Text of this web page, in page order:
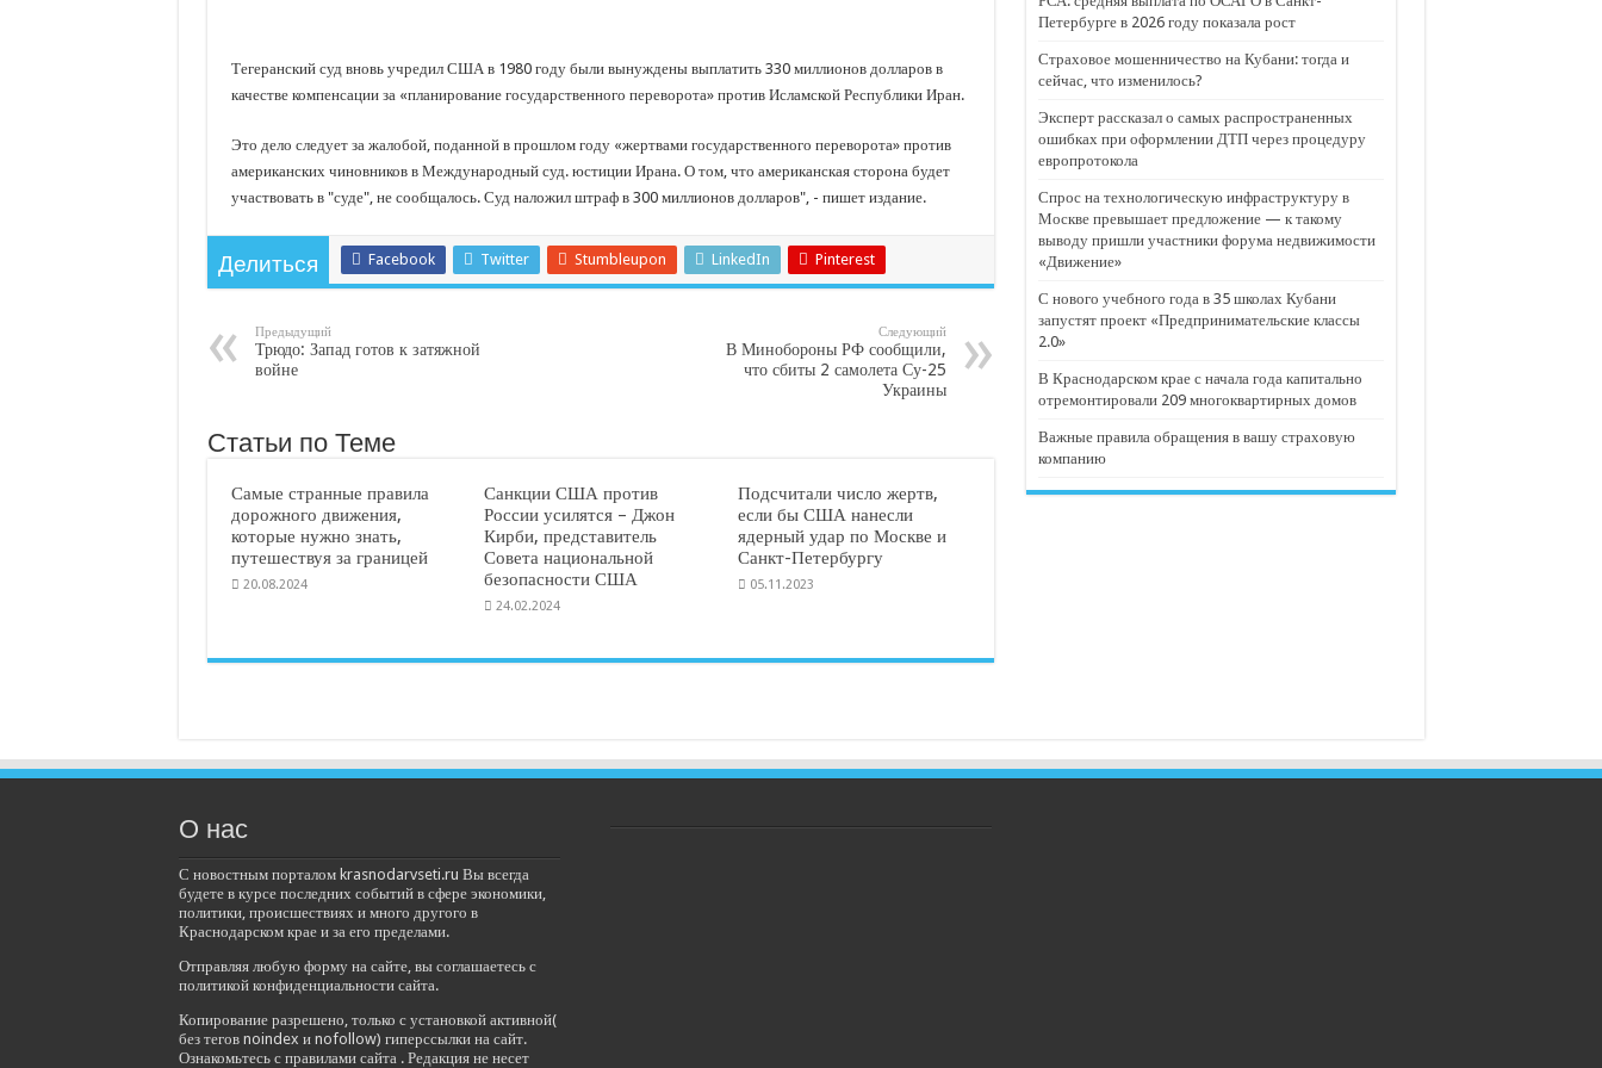
Стартовал прием заявок на 20-й юбилейный молодежный форум «Регион 93»
Тегеранский суд вновь учредил США в 1980 году были вынуждены выплатить 330 миллионов долларов в
качестве компенсации за «планирование государственного переворота» против Исламской Республики Иран.
Это дело следует за жалобой, поданной в прошлом году «жертвами государственного переворота» против
американских чиновников в Международный суд. юстиции Ирана. О том, что американская сторона будет
участвовать в "суде", не сообщалось. Суд наложил штраф в 300 миллионов долларов", - пишет издание.
Делиться Facebook Twitter Stumbleupon LinkedIn Pinterest
Предыдущий
Трюдо: Запад готов к затяжной
войне
Следующий
В Минобороны РФ сообщили,
что сбиты 2 самолета Су-25
Украины
Статьи по Теме
Самые странные правила
дорожного движения,
которые нужно знать,
путешествуя за границей
20.08.2024
Санкции США против
России усилятся – Джон
Кирби, представитель
Совета национальной
безопасности США
24.02.2024
Подсчитали число жертв,
если бы США нанесли
ядерный удар по Москве и
Санкт-Петербургу
05.11.2023
Петербурге в 2026 году показала рост
Страховое мошенничество на Кубани: тогда и
сейчас, что изменилось?
Эксперт рассказал о самых распространенных
ошибках при оформлении ДТП через процедуру
европротокола
Спрос на технологическую инфраструктуру в
Москве превышает предложение — к такому
выводу пришли участники форума недвижимости
«Движение»
С нового учебного года в 35 школах Кубани
запустят проект «Предпринимательские классы
2.0»
В Краснодарском крае с начала года капитально
отремонтировали 209 многоквартирных домов
Важные правила обращения в вашу страховую
компанию
О нас
С новостным порталом krasnodarvseti.ru Вы всегда
будете в курсе последних событий в сфере экономики,
политики, происшествиях и много другого в
Краснодарском крае и за его пределами.
Отправляя любую форму на сайте, вы соглашаетесь с
политикой конфиденциальности сайта.
Копирование разрешено, только с установкой активной(
без тегов noindex и nofollow) гиперссылки на сайт.
Ознакомьтесь с правилами сайта . Редакция не несет